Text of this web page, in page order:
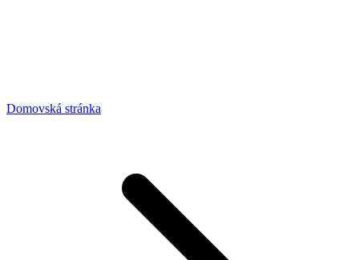
Domovská stránka